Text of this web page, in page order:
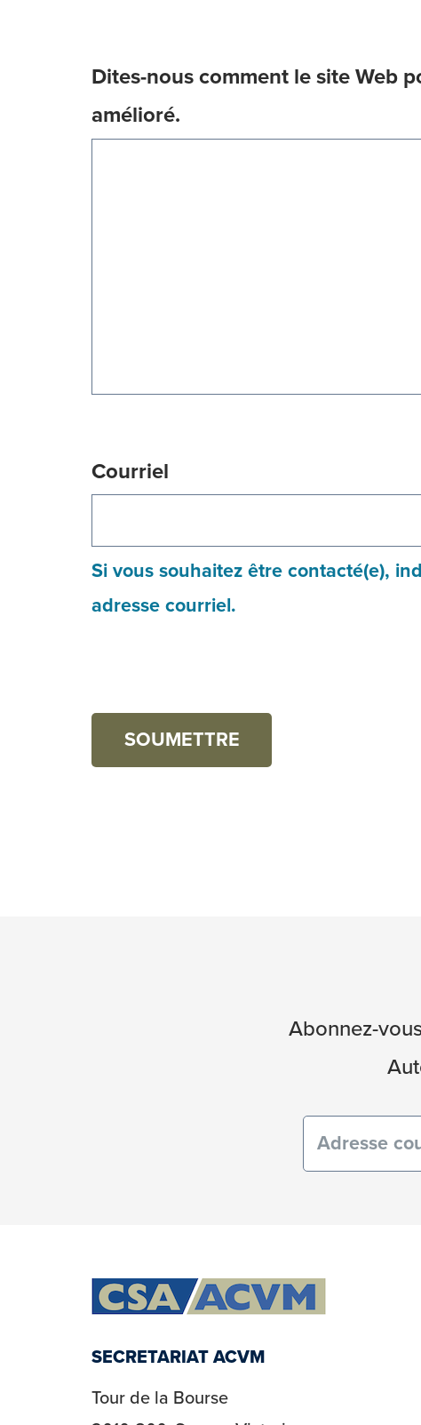
Dites-nous comment le site Web
amélioré.
Courriel
Si vous souhaitez être contacté(e),
adresse courriel.
Abonnez-
Courriel
(obligatoire)
SECRETARIAT ACVM
Tour de la Bourse